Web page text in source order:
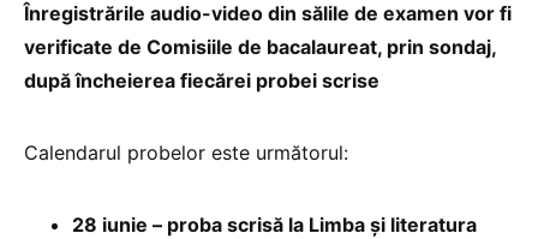
Înregistrările audio-video din sălile de examen vor fi
verificate de Comisiile de bacalaureat, prin sondaj,
după încheierea fiecărei probei scrise
Calendarul probelor este următorul:
28 iunie – proba scrisă la Limba și literatura